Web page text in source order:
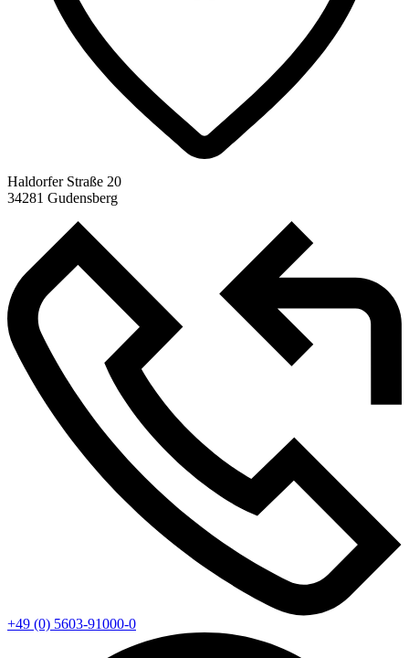
Haldorfer Straße 20
34281 Gudensberg
+49 (0) 5603-91000-0